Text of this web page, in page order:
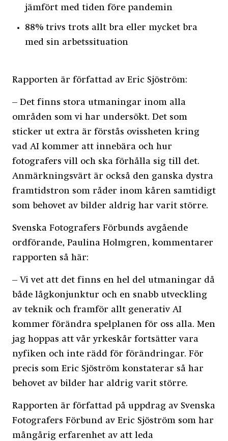
jämfört med tiden före pandemin
88% trivs trots allt bra eller mycket bra
med sin arbetssituation
Rapporten är författad av Eric Sjöström:
– Det finns stora utmaningar inom alla
områden som vi har undersökt. Det som
sticker ut extra är förstås ovissheten kring
vad AI kommer att innebära och hur
fotografers vill och ska förhålla sig till det.
Anmärkningsvärt är också den ganska dystra
framtidstron som råder inom kåren samtidigt
som behovet av bilder aldrig har varit större.
Svenska Fotografers Förbunds avgående
ordförande, Paulina Holmgren, kommentarer
rapporten så här:
– Vi vet att det finns en hel del utmaningar då
både lågkonjunktur och en snabb utveckling
av teknik och framför allt generativ AI
kommer förändra spelplanen för oss alla. Men
jag hoppas attvår yrkeskår fortsätter vara
nyfiken och inte rädd för förändringar. För
precis som Eric Sjöström konstaterar så har
behovet av bilder har aldrig varit större.
Rapporten är författad på uppdrag av Svenska
Fotografers Förbund av Eric Sjöström som har
mångårig erfarenhet av att leda